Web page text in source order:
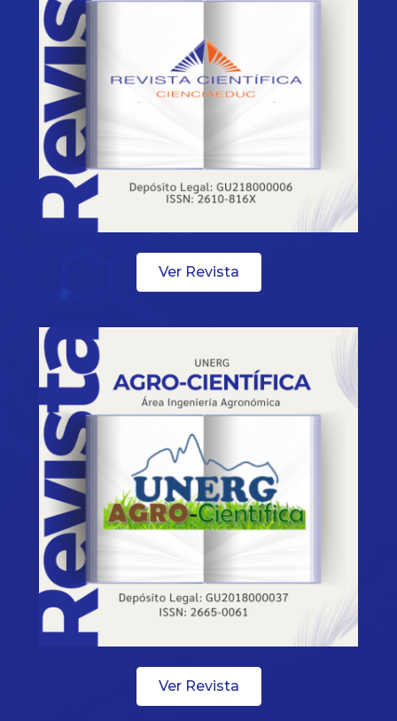
Ver Revista
Ver Revista